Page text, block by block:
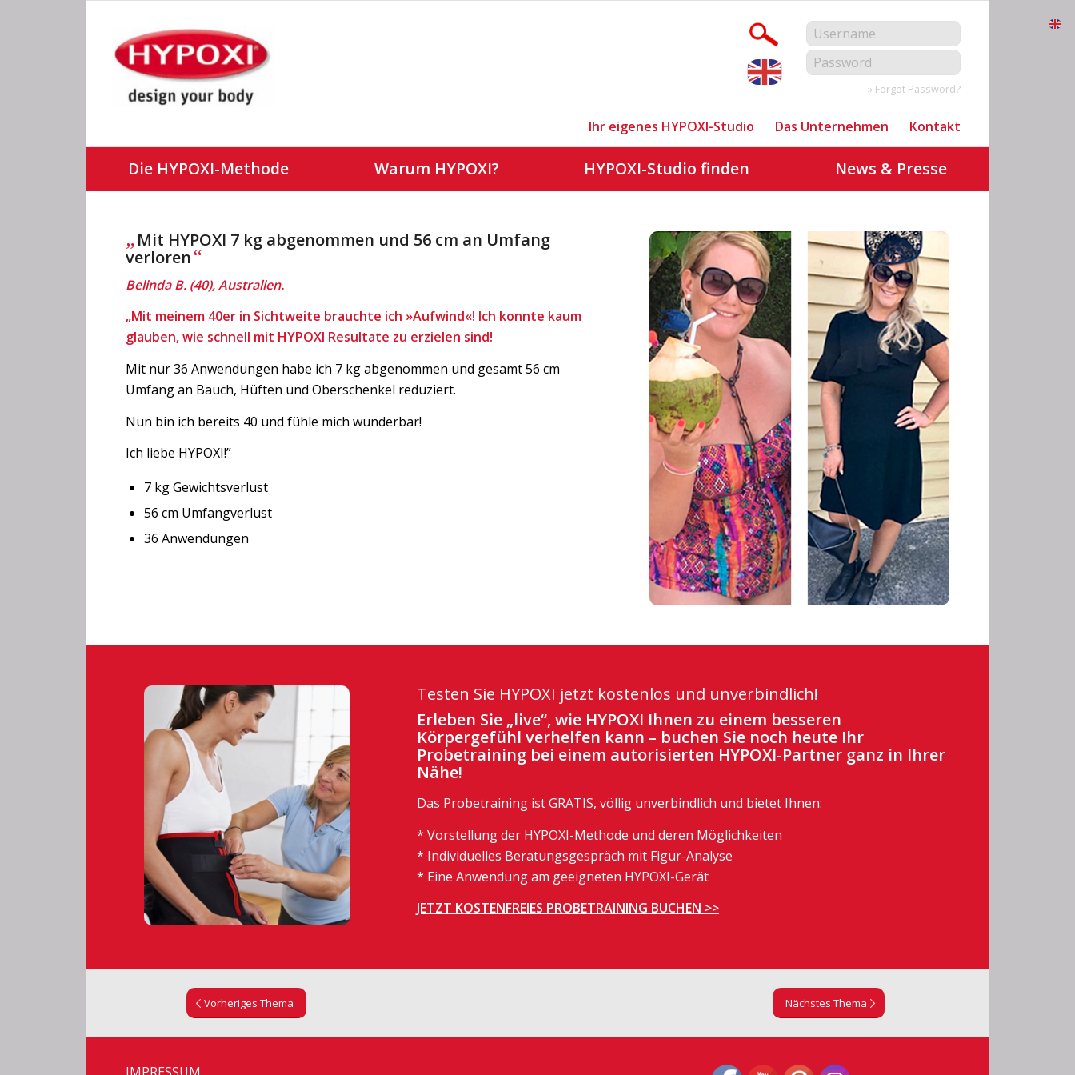
» Forgot Password?
Ihr eigenes HYPOXI-Studio Das Unternehmen Kontakt
Die HYPOXI-Methode Warum HYPOXI? HYPOXI-Studio finden News & Presse
„Mit HYPOXI 7 kg abgenommen und 56 cm an Umfang
verloren“
Belinda B. (40), Australien.
„Mit meinem 40er in Sichtweite brauchte ich »Aufwind«! Ich konnte kaum
glauben, wie schnell mit HYPOXI Resultate zu erzielen sind!
Mit nur 36 Anwendungen habe ich 7 kg abgenommen und gesamt 56 cm
Umfang an Bauch, Hüften und Oberschenkel reduziert.
Nun bin ich bereits 40 und fühle mich wunderbar!
Ich liebe HYPOXI!”
7 kg Gewichtsverlust
56 cm Umfangverlust
36 Anwendungen
Testen Sie HYPOXI jetzt kostenlos und unverbindlich!
Erleben Sie „live“, wie HYPOXI Ihnen zu einem besseren
Körpergefühl verhelfen kann – buchen Sie noch heute Ihr
Probetraining bei einem autorisierten HYPOXI-Partner ganz in Ihrer
Nähe!
Das Probetraining ist GRATIS, völlig unverbindlich und bietet Ihnen:
* Vorstellung der HYPOXI-Methode und deren Möglichkeiten
* Individuelles Beratungsgespräch mit Figur-Analyse
* Eine Anwendung am geeigneten HYPOXI-Gerät
JETZT KOSTENFREIES PROBETRAINING BUCHEN >>
Vorheriges Thema Nächstes Thema
Set Youtube Channel ID